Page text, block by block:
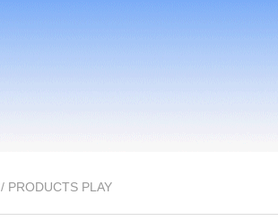
/ PRODUCTS PLAY